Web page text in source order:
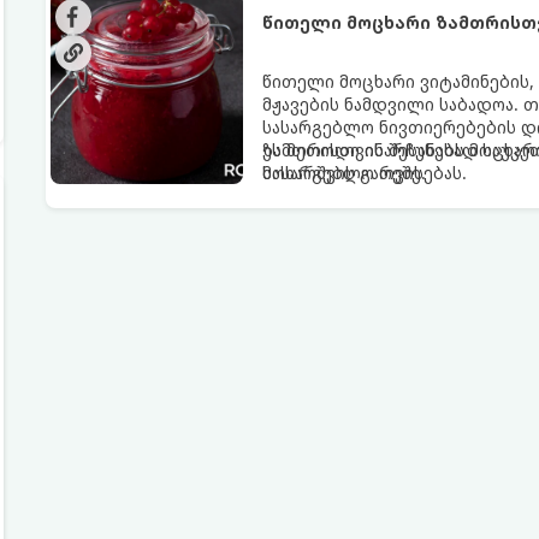
წითელი მოცხარი
წითელი მოცხარი
მჟავების ნამდვილი საბადოა.
სასარგებლო ნივთიერებების
ზამთრისთვის შესანახად
მოხარშვის გარეშე.
ეს მეთოდი ინარჩუნებს
სასარგებლო თვისებას.